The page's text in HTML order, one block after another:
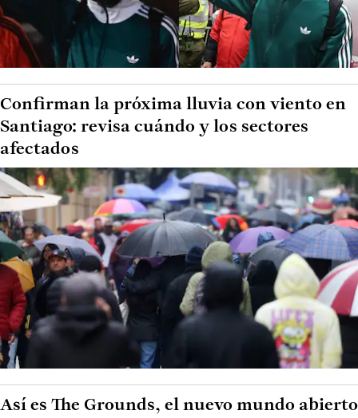
Confirman la próxima lluvia con viento en
Santiago: revisa cuándo y los sectores
afectados
Así es The Grounds, el nuevo mundo abierto